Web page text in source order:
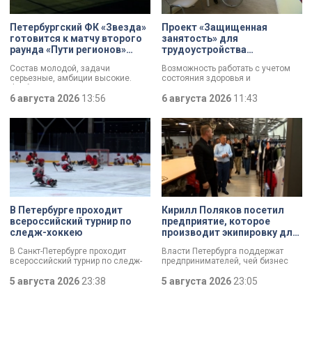
Петербургский ФК «Звезда»
готовится к матчу второго
раунда «Пути регионов»
Состав молодой, задачи
серьезные, амбиции высокие.
Футбольная «Звезда»,
выступающая во второй Лиге Б,
готовится к матчу второго раунда
«Пути регионов» Кубка России.
Соперник – «Великие Луки». Наш
корреспондент Маргарита
Зайцева побывала на тренировке
петербургского коллектива в
преддверии ответственной игры.
6 августа 2026 13:56
Проект «Защищенная
занятость» для
трудоустройства
инвалидностью стартовал в
Петербурге
Возможность работать с учетом
состояния здоровья и
Петербурге стартовал пилотный
проект «Защищенная занятость»
для людей с тяжелой
инвалидностью, в том числе
бойцов СВО. Участникам помогут
подобрать подходящее занятие,
оформить необходимые
документы и адаптироваться на
рабочем месте.
6 августа 2026 11:43
В Петербурге проходит
всероссийский турнир по
следж-хоккею
В Санкт-Петербурге проходит
всероссийский турнир по следж-
только медали, но и возможность
в следующем сезоне стать
5 августа 2026 23:38
Кирилл Поляков посетил
предприятие, которое
производит экипировку для
Власти Петербурга поддержат
предпринимателей, чей бизнес
складах маркетплейсов.
Разработать специальный пакет
5 августа 2026 23:05